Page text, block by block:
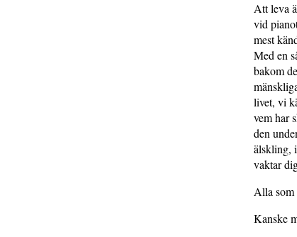
Att leva
vid
mest
Med en
bakom
livet, vi
vem har
den
älskling,
vaktar
Alla som
Kanske